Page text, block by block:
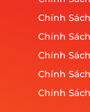
Chính
Chính
Chính
Chính
Chính